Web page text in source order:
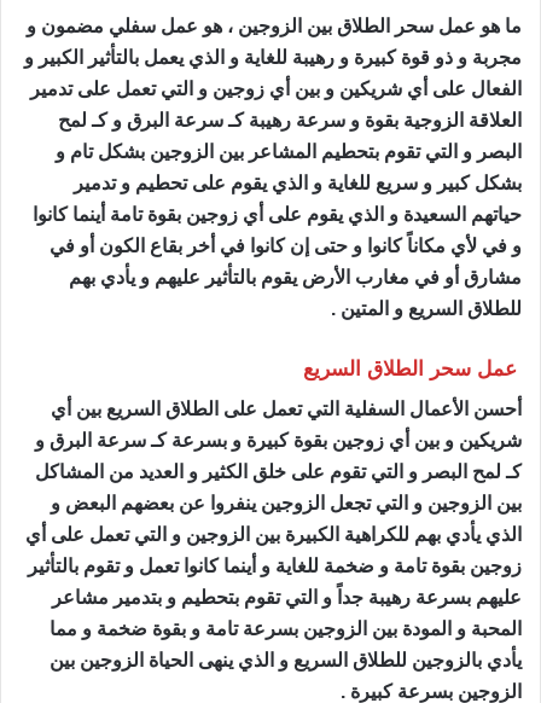
ما هو عمل سحر الطلاق بين الزوجين ، هو عمل سفلي مضمون و
مجربة و ذو قوة كبيرة و رهيبة للغاية و الذي يعمل بالتأثير الكبير و
الفعال على أي شريكين و بين أي زوجين و التي تعمل على تدمير
العلاقة الزوجية بقوة و سرعة رهيبة كـ سرعة البرق و كـ لمح
البصر و التي تقوم بتحطيم المشاعر بين الزوجين بشكل تام و
بشكل كبير و سريع للغاية و الذي يقوم على تحطيم و تدمير
حياتهم السعيدة و الذي يقوم على أي زوجين بقوة تامة أينما كانوا
و في لأي مكاناً كانوا و حتى إن كانوا في أخر بقاع الكون أو في
مشارق أو في مغارب الأرض يقوم بالتأثير عليهم و يأدي بهم
للطلاق السريع و المتين .
عمل سحر الطلاق السريع
أحسن الأعمال السفلية التي تعمل على الطلاق السريع بين أي
شريكين و بين أي زوجين بقوة كبيرة و بسرعة كـ سرعة البرق و
كـ لمح البصر و التي تقوم على خلق الكثير و العديد من المشاكل
بين الزوجين و التي تجعل الزوجين ينفروا عن بعضهم البعض و
الذي يأدي بهم للكراهية الكبيرة بين الزوجين و التي تعمل على أي
زوجين بقوة تامة و ضخمة للغاية و أينما كانوا تعمل و تقوم بالتأثير
عليهم بسرعة رهيبة جداً و التي تقوم بتحطيم و بتدمير مشاعر
المحبة و المودة بين الزوجين بسرعة تامة و بقوة ضخمة و مما
يأدي بالزوجين للطلاق السريع و الذي ينهى الحياة الزوجين بين
الزوجين بسرعة كبيرة .